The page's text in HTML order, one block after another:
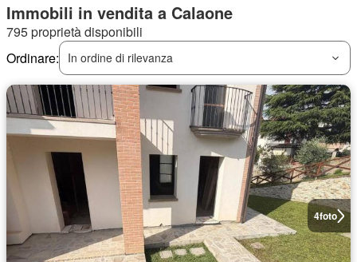
Immobili in vendita a Calaone
795 proprietà disponibili
Ordinare:
In ordine di rilevanza
4foto